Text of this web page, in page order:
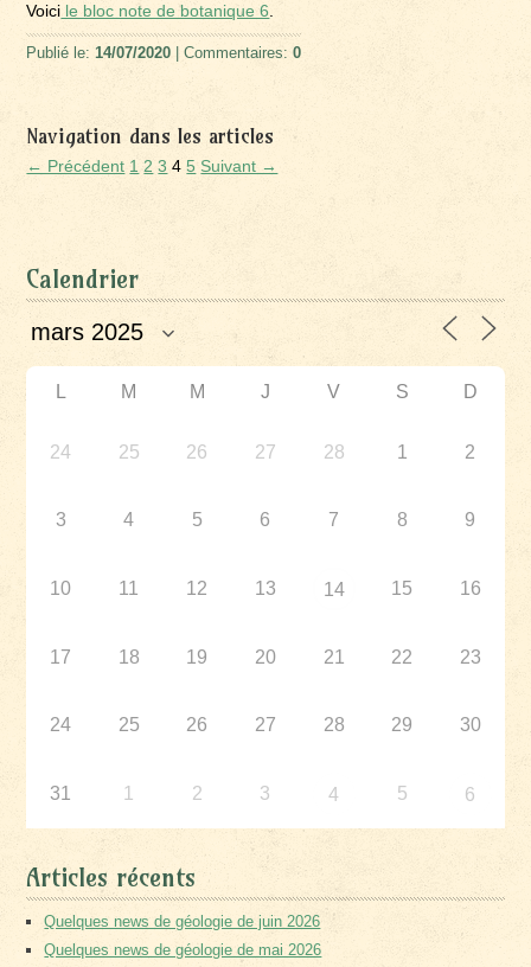
Voici le bloc note de botanique 6
Publié le:14/07/2020 | Commentaires:0
Navigation dans les articles
← Précédent 1 2 3 4 5 Suivant →
Calendrier
L M M J V S D
24 25 26 27 28 1 2
3 4 5 6 7 8 9
10 11 12 13 14 15 16
17 18 19 20 21 22 23
24 25 26 27 28 29 30
31 1 2 3 4 5 6
Articles récents
Quelques news de géologie de juin 2026
Quelques news de géologie de mai 2026